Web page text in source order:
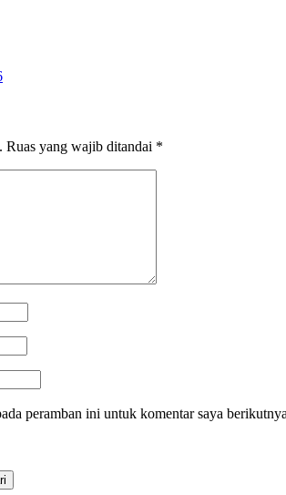
Ruas yang wajib ditandai *
peramban ini untuk komentar saya